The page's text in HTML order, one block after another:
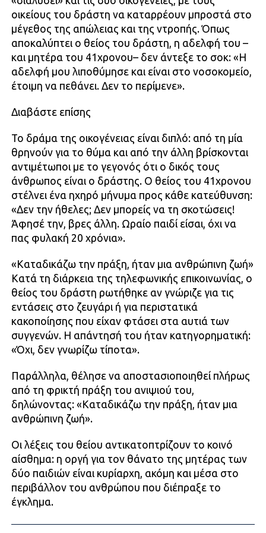
οικείους του δράστη να καταρρέουν μπροστά στο
μέγεθος της απώλειας και της ντροπής. Όπως
αποκαλύπτει ο θείος του δράστη, η αδελφή του –
και μητέρα του 41χρονου– δεν άντεξε το σοκ: «Η
αδελφή μου λιποθύμησε και είναι στο νοσοκομείο,
έτοιμη να πεθάνει. Δεν το περίμενε».
Διαβάστε επίσης
Το δράμα της οικογένειας είναι διπλό: από τη μία
θρηνούν για το θύμα και από την άλλη βρίσκονται
αντιμέτωποι με το γεγονός ότι ο δικός τους
άνθρωπος είναι ο δράστης. Ο θείος του 41χρονου
στέλνει ένα ηχηρό μήνυμα προς κάθε κατεύθυνση:
«Δεν την ήθελες; Δεν μπορείς να τη σκοτώσεις!
Άφησέ την, βρες άλλη. Ωραίο παιδί είσαι, όχι να
πας φυλακή 20 χρόνια».
«Καταδικάζω την πράξη, ήταν μια ανθρώπινη ζωή»
Κατά τη διάρκεια της τηλεφωνικής επικοινωνίας, ο
θείος του δράστη ρωτήθηκε αν γνώριζε για τις
εντάσεις στο ζευγάρι ή για περιστατικά
κακοποίησης που είχαν φτάσει στα αυτιά των
συγγενών. Η απάντησή του ήταν κατηγορηματική:
«Όχι, δεν γνωρίζω τίποτα».
Παράλληλα, θέλησε να αποστασιοποιηθεί πλήρως
από τη φρικτή πράξη του ανιψιού του,
δηλώνοντας: «Καταδικάζω την πράξη, ήταν μια
ανθρώπινη ζωή».
Οι λέξεις του θείου αντικατοπτρίζουν το κοινό
αίσθημα: η οργή για τον θάνατο της μητέρας των
δύο παιδιών είναι κυρίαρχη, ακόμη και μέσα στο
περιβάλλον του ανθρώπου που διέπραξε το
έγκλημα.